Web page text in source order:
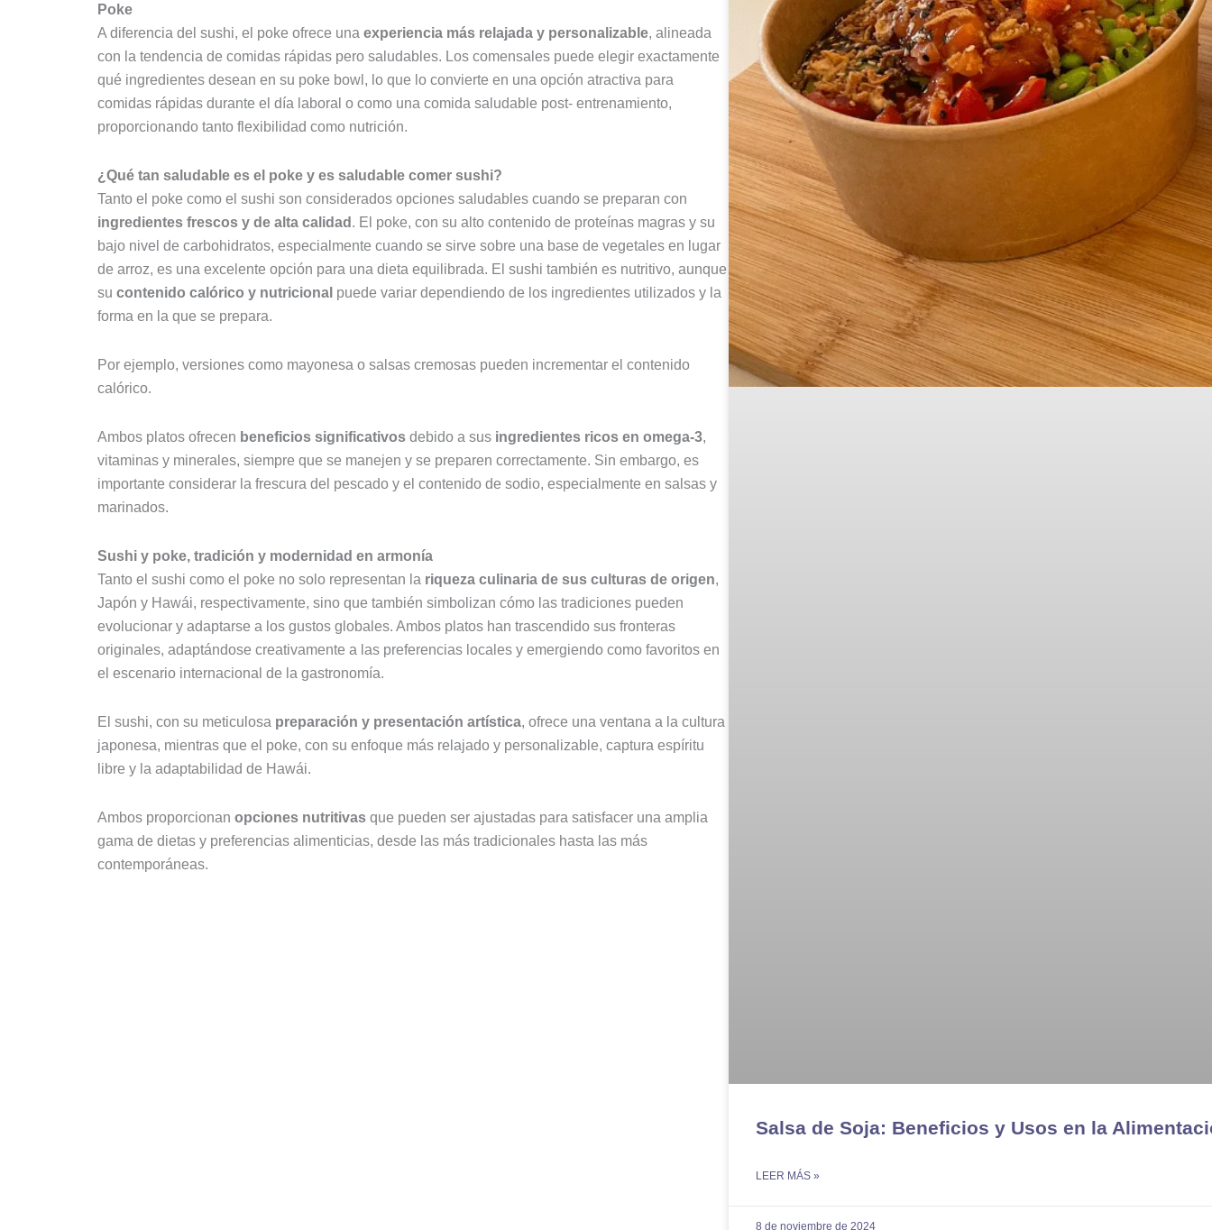
Poke
A diferencia del sushi, el poke ofrece una experiencia más relajada y personalizable, alineada
con la tendencia de comidas rápidas pero saludables. Los comensales puede elegir exactamente
qué ingredientes desean en su poke bowl, lo que lo convierte en una opción atractiva para
comidas rápidas durante el día laboral o como una comida saludable post- entrenamiento,
proporcionando tanto flexibilidad como nutrición.
¿Qué tan saludable es el poke y es saludable comer sushi?
Tanto el poke como el sushi son considerados opciones saludables cuando se preparan con
ingredientes frescos y de alta calidad . El poke, con su alto contenido de proteínas magras y su
bajo nivel de carbohidratos, especialmente cuando se sirve sobre una base de vegetales en lugar
de arroz, es una excelente opción para una dieta equilibrada. El sushi también es nutritivo, aunque
su contenido calórico y nutricional puede variar dependiendo de los ingredientes utilizados y la
forma en la que se prepara.
Por ejemplo, versiones como mayonesa o salsas cremosas pueden incrementar el contenido
calórico.
Ambos platos ofrecen beneficios significativosdebido a sus ingredientes ricos en omega-3,
vitaminas y minerales, siempre que se manejen y se preparen correctamente. Sin embargo, es
importante considerar la frescura del pescado y el contenido de sodio, especialmente en salsas y
marinados.
Sushi y poke, tradición y modernidad en armonía
Tanto el sushi como el poke no solo representan la riqueza culinaria de sus culturas de origen,
Japón y Hawái, respectivamente, sino que también simbolizan cómo las tradiciones pueden
evolucionar y adaptarse a los gustos globales. Ambos platos han trascendido sus fronteras
originales, adaptándose creativamente a las preferencias locales y emergiendo como favoritos en
el escenario internacional de la gastronomía.
El sushi, con su meticulosa preparación y presentación artística, ofrece una ventana a la cultura
japonesa, mientras que el poke, con su enfoque más relajado y personalizable, captura espíritu
libre y la adaptabilidad de Hawái.
Ambos proporcionan opciones nutritivasque pueden ser ajustadas para satisfacer una amplia
gama de dietas y preferencias alimenticias, desde las más tradicionales hasta las más
contemporáneas.
Salsa de Soja: Beneficios y Usos en la
LEER MÁS »
8 de noviembre de 2024